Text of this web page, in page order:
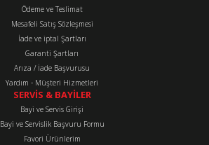
Ödeme ve Teslimat
Mesafeli Satış Sözleşmesi
İade ve iptal Şartları
Garanti Şartları
Arıza / İade Başvurusu
Yardım - Müşteri Hizmetleri
SERVİS & BAYİLER
Bayi ve Servis Girişi
Bayi ve Servislik Başvuru Formu
Favori Ürünlerim